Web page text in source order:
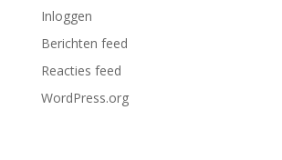
Inloggen
Berichten feed
Reacties feed
WordPress.org